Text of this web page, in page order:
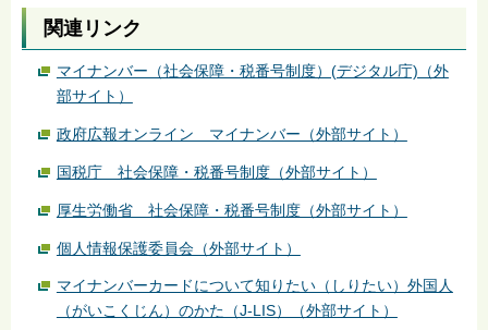
関連リンク
マイナンバー（社会保障・税番号制度）(デジタル庁)（外
部サイト）
政府広報オンライン マイナンバー（外部サイト）
国税庁 社会保障・税番号制度（外部サイト）
厚生労働省 社会保障・税番号制度（外部サイト）
個人情報保護委員会（外部サイト）
マイナンバーカードについて知りたい（しりたい）外国人
（がいこくじん）のかた（J-LIS）（外部サイト）